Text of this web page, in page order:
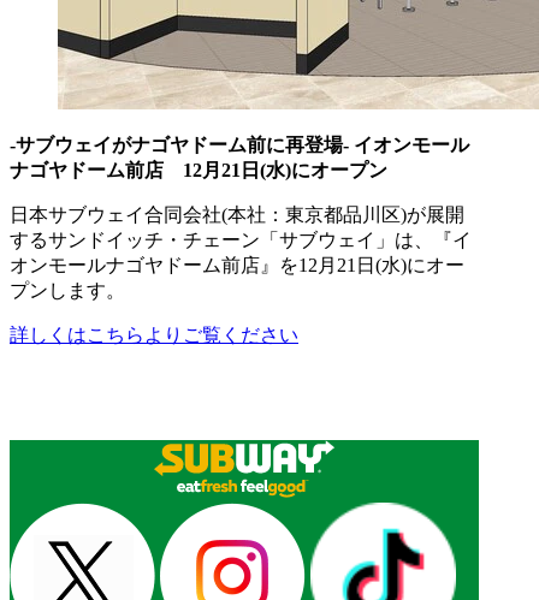
-サブウェイがナゴヤドーム前に再登場- イオンモール
ナゴヤドーム前店 12月21日(水)にオープン
⽇本サブウェイ合同会社(本社：東京都品川区)が展開
するサンドイッチ・チェーン「サブウェイ」は、『イ
オンモールナゴヤドーム前店』を12月21日(水)にオー
プンします。
詳しくはこちらよりご覧ください